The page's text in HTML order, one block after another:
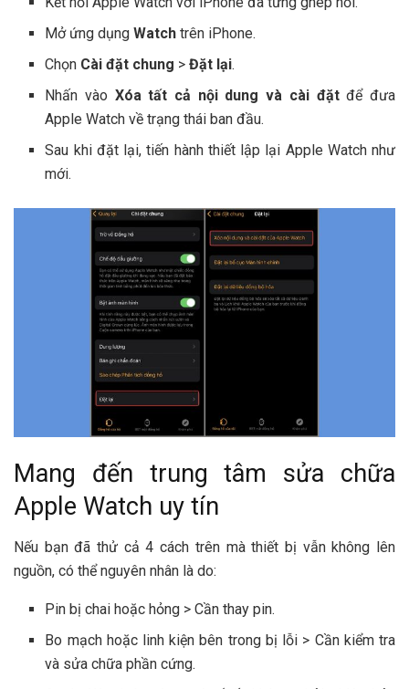
Mở ứng dụngWatch trên iPhone.
Chọn Cài đặt chung >Đặt lại.
Nhấn vào Xóa tất cả nội dung và cài đặtđể đưa
Apple Watch về trạng thái ban đầu.
Sau khi đặt lại, tiến hành thiết lập lại Apple Watch như
mới.
Mang đến trung tâm sửa chữa
Apple Watch uy tín
Nếu bạn đã thử cả 4 cách trên mà thiết bị vẫn không lên
nguồn, có thể nguyên nhân là do:
Pin bị chai hoặc hỏng > Cần thay pin.
Bo mạch hoặc linh kiện bên trong bị lỗi > Cần kiểm tra
và sửa chữa phần cứng.